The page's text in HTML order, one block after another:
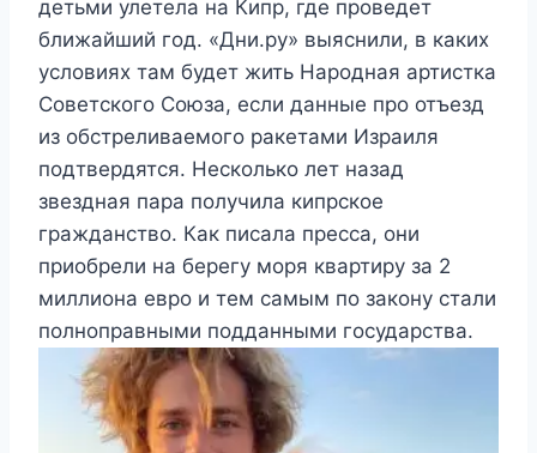
детьми улетела на Кипр, где проведет
ближайший год. «Дни.ру» выяснили, в каких
условиях там будет жить Народная артистка
Советского Союза, если данные про отъезд
из обстреливаемого ракетами Израиля
подтвердятся. Несколько лет назад
звездная пара получила кипрское
гражданство. Как писала пресса, они
приобрели на берегу моря квартиру за 2
миллиона евро и тем самым по закону стали
полноправными подданными государства.